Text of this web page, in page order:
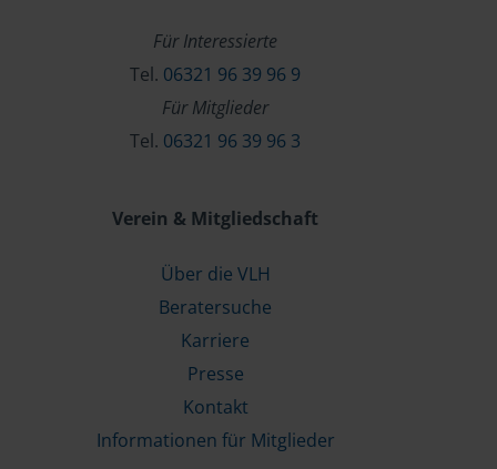
Für Interessierte
Tel. 06321 96 39 96 9
Für Mitglieder
Tel. 06321 96 39 96 3
Verein & Mitgliedschaft
Über die VLH
Beratersuche
Karriere
Presse
Kontakt
Informationen für Mitglieder